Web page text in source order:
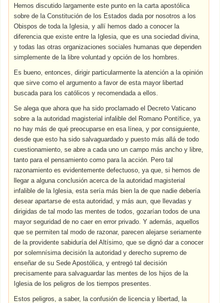
Hemos discutido largamente este punto en la carta apostólica
sobre de la Constitución de los Estados dada por nosotros a los
Obispos de toda la Iglesia, y allí hemos dado a conocer la
diferencia que existe entre la Iglesia, que es una sociedad divina,
y todas las otras organizaciones sociales humanas que dependen
simplemente de la libre voluntad y opción de los hombres.
Es bueno, entonces, dirigir particularmente la atención a la opinión
que sirve como el argumento a favor de esta mayor libertad
buscada para los católicos y recomendada a ellos.
Se alega que ahora que ha sido proclamado el Decreto Vaticano
sobre a la autoridad magisterial infalible del Romano Pontífice, ya
no hay más de qué preocuparse en esa línea, y por consiguiente,
desde que esto ha sido salvaguardado y puesto más allá de todo
cuestionamiento, se abre a cada uno un campo más ancho y libre,
tanto para el pensamiento como para la acción. Pero tal
razonamiento es evidentemente defectuoso, ya que, si hemos de
llegar a alguna conclusión acerca de la autoridad magisterial
infalible de la Iglesia, esta sería más bien la de que nadie debería
desear apartarse de esta autoridad, y más aun, que llevadas y
dirigidas de tal modo las mentes de todos, gozarían todos de una
mayor seguridad de no caer en error privado. Y además, aquellos
que se permiten tal modo de razonar, parecen alejarse seriamente
de la providente sabiduría del Altísimo, que se dignó dar a conocer
por solemnísima decisión la autoridad y derecho supremo de
enseñar de su Sede Apostólica, y entregó tal decisión
precisamente para salvaguardar las mentes de los hijos de la
Iglesia de los peligros de los tiempos presentes.
Estos peligros, a saber, la confusión de licencia y libertad, la